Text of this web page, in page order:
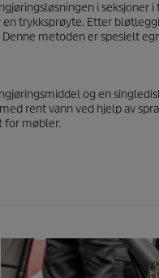
i seksjoner
trykksprøyte. Etter
metoden er spesielt
og en
rent vann ved hjelp av
for møbler.